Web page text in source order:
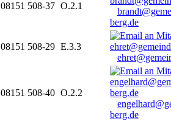
08151 508-37 O.2.1
berg.de
08151 508-29 E.3.3
08151 508-40 O.2.2
berg.de